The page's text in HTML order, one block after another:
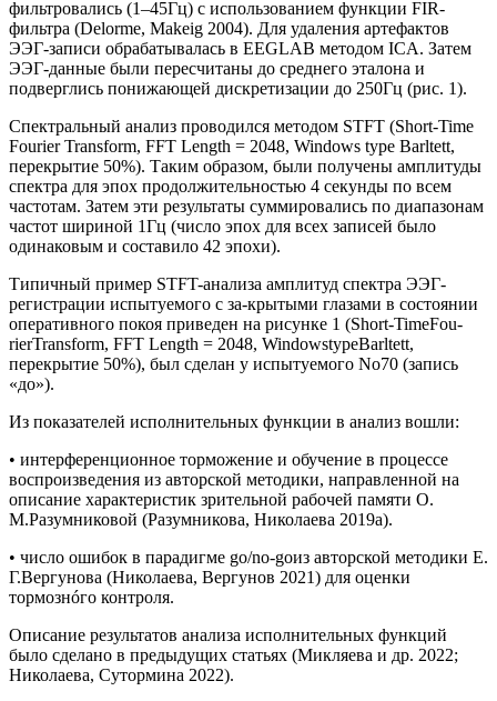
фильтровались (1–45Гц) с использованием функции FIR-
фильтра (Delorme, Makeig 2004). Для удаления артефактов
ЭЭГ-записи обрабатывалась в EEGLAB методом ICA. Затем
ЭЭГ-данные были пересчитаны до среднего эталона и
подверглись понижающей дискретизации до 250Гц (рис. 1).
Спектральный анализ проводился методом STFT (Short-Time
Fourier Transform, FFT Length = 2048, Windows type Barltett,
перекрытие 50%). Таким образом, были получены амплитуды
спектра для эпох продолжительностью 4 секунды по всем
частотам. Затем эти результаты суммировались по диапазонам
частот шириной 1Гц (число эпох для всех записей было
одинаковым и составило 42 эпохи).
Типичный пример STFT-анализа амплитуд спектра ЭЭГ-
регистрации испытуемого с за-крытыми глазами в состоянии
оперативного покоя приведен на рисунке 1 (Short-TimeFou-
rierTransform, FFT Length = 2048, WindowstypeBarltett,
перекрытие 50%), был сделан у испытуемого No70 (запись
«до»).
Из показателей исполнительных функции в анализ вошли:
• интерференционное торможение и обучение в процессе
воспроизведения из авторской методики, направленной на
описание характеристик зрительной рабочей памяти О.
М.Разумниковой (Разумникова, Николаева 2019а).
• число ошибок в парадигме go/no-goиз авторской методики Е.
Г.Вергунова (Николаева, Вергунов 2021) для оценки
тормознóго контроля.
Описание результатов анализа исполнительных функций
было сделано в предыдущих статьях (Микляева и др. 2022;
Николаева, Сутормина 2022).